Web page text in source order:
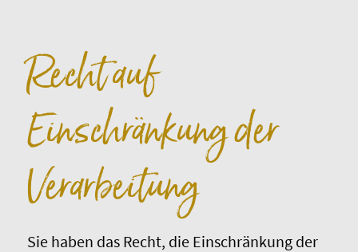
Recht auf
Einschränkung der
Verarbeitung
Sie haben das Recht, die Einschränkung der